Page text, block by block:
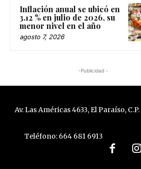
Inflación anual se ubicó en
3.12 % en julio de 2026, su
menor nivel en el año
agosto 7, 2026
-Publicidad -
Av. Las Américas 4633, El Paraíso,
Teléfono: 664 681 6913